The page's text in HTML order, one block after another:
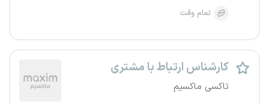
تمام وقت
کارشناس ارتباط با مشتری
تاکسی ماکسیم